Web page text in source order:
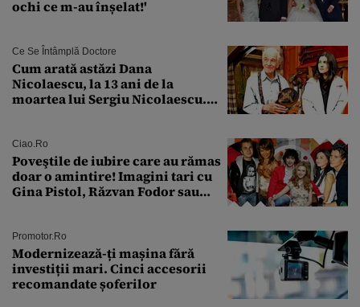
ochi ce m-au înșelat!'
Ce Se Întâmplă Doctore
Cum arată astăzi Dana
Nicolaescu, la 13 ani de la
moartea lui Sergiu Nicolaescu.
Ciao.ro
Poveştile de iubire care au rămas
doar o amintire! Imagini tari cu
Gina Pistol, Răzvan Fodor sau
Promotor.ro
Modernizează-ți mașina fără
investiții mari. Cinci accesorii
recomandate șoferilor